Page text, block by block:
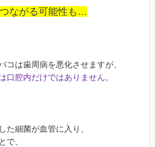
ながる可能性も…
コは歯周病を悪化させますが、
口腔内だけではありません。
た細菌が血管に入り、
で、